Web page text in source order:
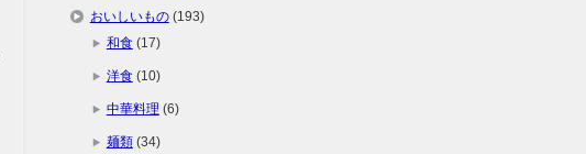
おいしいもの(193)
和食(17)
洋食(10)
中華料理 (6)
麺類(34)